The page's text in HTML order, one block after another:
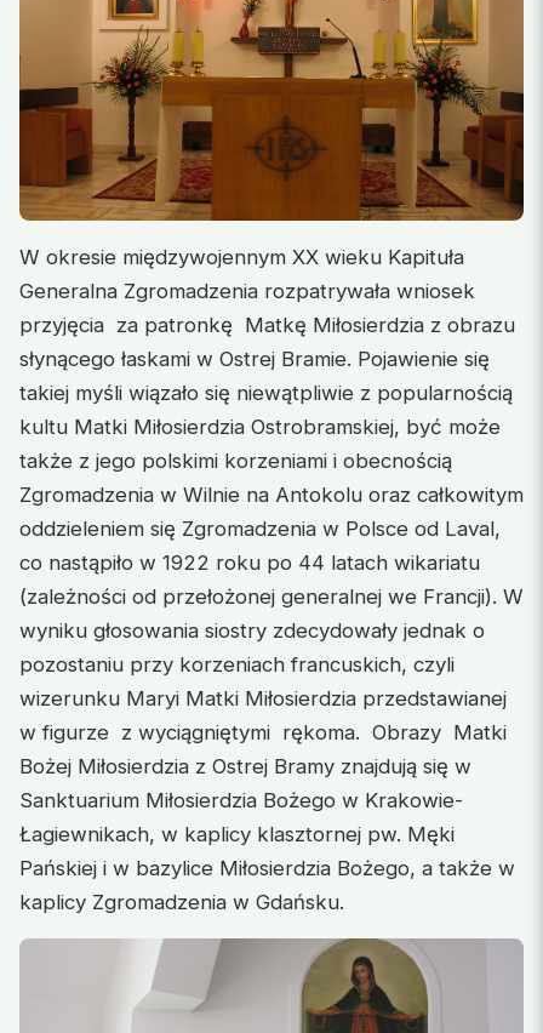
W okresie międzywojennym XX wieku Kapituła
Generalna Zgromadzenia rozpatrywała wniosek
przyjęcia za patronkę Matkę Miłosierdzia z obrazu
słynącego łaskami w Ostrej Bramie. Pojawienie się
takiej myśli wiązało się niewątpliwie z popularnością
kultu Matki Miłosierdzia Ostrobramskiej, być może
także z jego polskimi korzeniami i obecnością
Zgromadzenia w Wilnie na Antokolu oraz całkowitym
oddzieleniem się Zgromadzenia w Polsce od Laval,
co nastąpiło w 1922 roku po 44 latach wikariatu
(zależności od przełożonej generalnej we Francji). W
wyniku głosowania siostry zdecydowały jednak o
pozostaniu przy korzeniach francuskich, czyli
wizerunku Maryi Matki Miłosierdzia przedstawianej
w figurze z wyciągniętymi rękoma. Obrazy Matki
Bożej Miłosierdzia z Ostrej Bramy znajdują się w
Sanktuarium Miłosierdzia Bożego w Krakowie-
Łagiewnikach, w kaplicy klasztornej pw. Męki
Pańskiej i w bazylice Miłosierdzia Bożego, a także w
kaplicy Zgromadzenia w Gdańsku.